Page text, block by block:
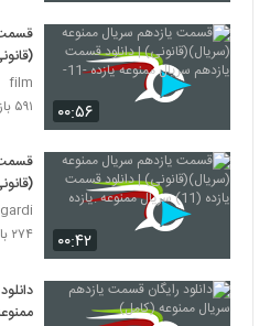
۰۰:۵۶
ممنوعه
film
۵۹۱ بازدید
۰۰:۴۲
۲۷۴ بازدید